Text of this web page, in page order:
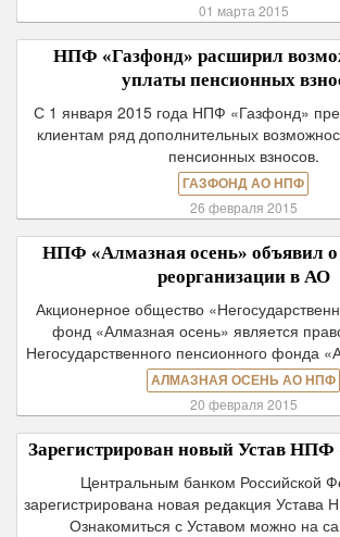
01 марта 2015
НПФ «Газфонд» расширил
уплаты пенсионных
С 1 января 2015 года НПФ «Газфонд»
клиентам ряд дополнительных
пенсионных взносов.
ГАЗФОНД АО НПФ
26 февраля 2015
НПФ «Алмазная осень» объявил
реорганизации в АО
Акционерное общество
фонд «Алмазная осень» является
Негосударственного пенсионного фонда
АЛМАЗНАЯ ОСЕНЬ АО НПФ
20 февраля 2015
Зарегистрирован новый Устав НПФ
Центральным банком Российской
зарегистрирована новая редакция Устава
Ознакомиться с Уставом можно на